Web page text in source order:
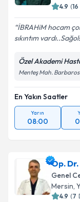
4.9 (16
İBRAHiM hocam
sıkıntım
Özel Akademi
Menteş Mah. Barbaros
En Yakın Saatler
Yarın
08:00
Op.
Genel
Mersin,
4.9 (7